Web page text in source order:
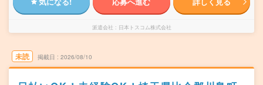
派遣会社 日本トスコム株式会社
未読 掲載日 2026/08/10